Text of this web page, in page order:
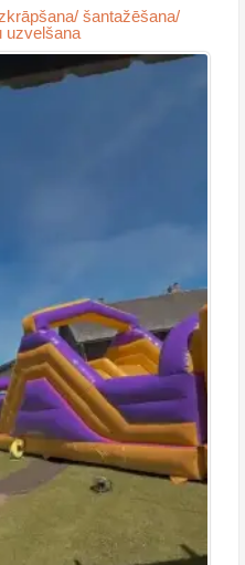
šantažēšana/
uzvelšana